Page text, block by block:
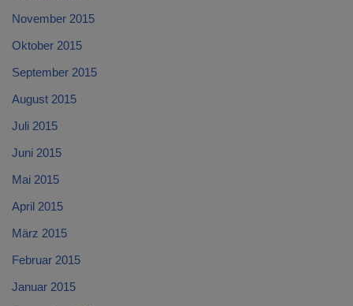
November 2015
Oktober 2015
September 2015
August 2015
Juli 2015
Juni 2015
Mai 2015
April 2015
März 2015
Februar 2015
Januar 2015